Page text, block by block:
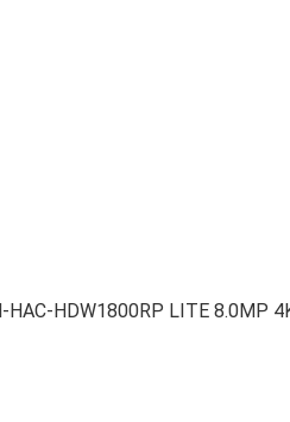
HAC-HDW1800RP LITE 8.0MP